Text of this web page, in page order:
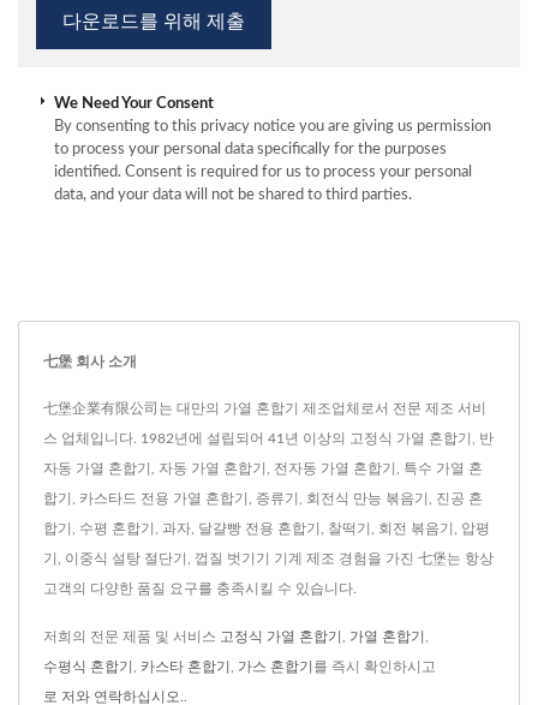
We Need Your Consent
By consenting to this privacy notice you are giving us permission
to process your personal data specifically for the purposes
identified. Consent is required for us to process your personal
data, and your data will not be shared to third parties.
七堡 회사 소개
七堡企業有限公司는 대만의 가열 혼합기 제조업체로서 전문 제조 서비
스 업체입니다. 1982년에 설립되어 41년 이상의 고정식 가열 혼합기, 반
자동 가열 혼합기, 자동 가열 혼합기, 전자동 가열 혼합기, 특수 가열 혼
합기, 카스타드 전용 가열 혼합기, 증류기, 회전식 만능 볶음기, 진공 혼
합기, 수평 혼합기, 과자, 달걀빵 전용 혼합기, 찰떡기, 회전 볶음기, 압평
기, 이중식 설탕 절단기, 껍질 벗기기 기계 제조 경험을 가진 七堡는 항상
고객의 다양한 품질 요구를 충족시킬 수 있습니다.
저희의 전문 제품 및 서비스 고정식 가열 혼합기 가열 혼합기
수평식 혼합기 카스타 혼합기 가스 혼합기 를 즉시 확인하시고
로 저와 연락하십시오.